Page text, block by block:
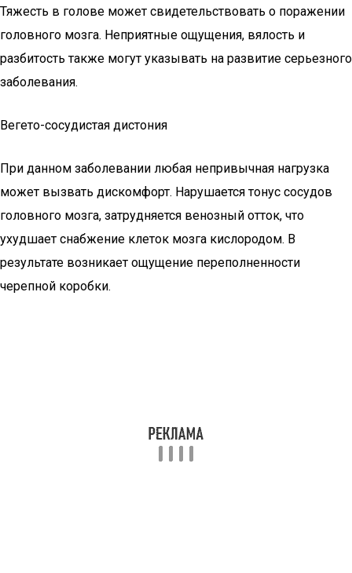
Тяжесть в голове может свидетельствовать о поражении
головного мозга. Неприятные ощущения, вялость и
разбитость также могут указывать на развитие серьезного
заболевания.
Вегето-сосудистая дистония
При данном заболевании любая непривычная нагрузка
может вызвать дискомфорт. Нарушается тонус сосудов
головного мозга, затрудняется венозный отток, что
ухудшает снабжение клеток мозга кислородом. В
результате возникает ощущение переполненности
черепной коробки.